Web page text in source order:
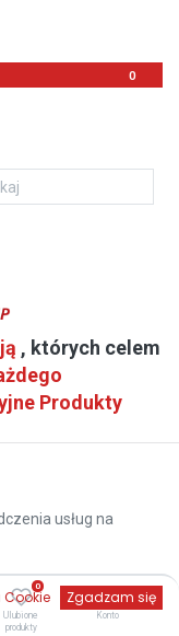
0
Ulubione
produkty
Konto
0
, których celem
Produkty
usług na
Cookie Zgadzam się